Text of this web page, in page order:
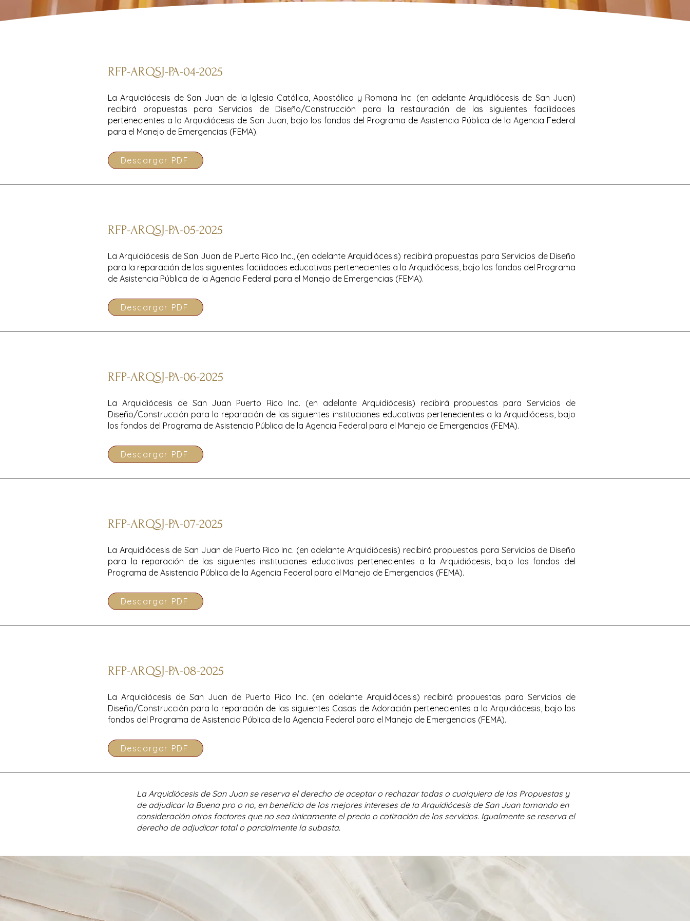
RFP-ARQSJ-PA-04-2025
La Arquidiócesis de San Juan de la Iglesia Católica, Apostólica y Romana Inc. (en adelante Arquidiócesis de San Juan)
recibirá propuestas para Servicios de Diseño/Construcción para la restauración de las siguientes facilidades
pertenecientes a la Arquidiócesis de San Juan, bajo los fondos del Programa de Asistencia Pública de la Agencia Federal
para el Manejo de Emergencias (FEMA).
Descargar PDF
RFP-ARQSJ-PA-05-2025
La Arquidiócesis de San Juan de Puerto Rico Inc., (en adelante Arquidiócesis) recibirá propuestas para Servicios de Diseño
para la reparación de las siguientes facilidades educativas pertenecientes a la Arquidiócesis, bajo los fondos del Programa
de Asistencia Pública de la Agencia Federal para el Manejo de Emergencias (FEMA).
Descargar PDF
RFP-ARQSJ-PA-06-2025
La Arquidiócesis de San Juan Puerto Rico Inc. (en adelante Arquidiócesis) recibirá propuestas para Servicios de
Diseño/Construcción para la reparación de las siguientes instituciones educativas pertenecientes a la Arquidiócesis, bajo
los fondos del Programa de Asistencia Pública de la Agencia Federal para el Manejo de Emergencias (FEMA).
Descargar PDF
RFP-ARQSJ-PA-07-2025
La Arquidiócesis de San Juan de Puerto Rico Inc. (en adelante Arquidiócesis) recibirá propuestas para Servicios de Diseño
para la reparación de las siguientes instituciones educativas pertenecientes a la Arquidiócesis, bajo los fondos del
Programa de Asistencia Pública de la Agencia Federal para el Manejo de Emergencias (FEMA).
Descargar PDF
RFP-ARQSJ-PA-08-2025
La Arquidiócesis de San Juan de Puerto Rico Inc. (en adelante Arquidiócesis) recibirá propuestas para Servicios de
Diseño/Construcción para la reparación de las siguientes Casas de Adoración pertenecientes a la Arquidiócesis, bajo los
fondos del Programa de Asistencia Pública de la Agencia Federal para el Manejo de Emergencias (FEMA).
Descargar PDF
La Arquidiócesis de San Juan se reserva el derecho de aceptar o rechazar todas o cualquiera de las Propuestas y
de adjudicar la Buena pro o no, en beneficio de los mejores intereses de la Arquidiócesis de San Juan tomando en
consideración otros factores que no sea únicamente el precio o cotización de los servicios. Igualmente se reserva el
derecho de adjudicar total o parcialmente la subasta.